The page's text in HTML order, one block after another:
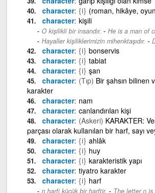
character {i} (roman, hikâye,
character kişili
O kişilikli bir insandır. - He is a man of
Hayaller kişiliklerimizin mihenktaşıdır. -
character {i} bonservis
character {i} tabiat
character {i} şan
character (Tıp) Bir şahsın bilinen
karakter
character nam
character canlandırılan kişi
character (Askeri) KARAKTER:
parçası olarak kullanılan bir harf, sayı
character {i} ahlâk
character {i} huy
character {i} karakteristik yapı
character tiyatro karakter
character {i} harf
n harfi küçük bir harftir. - The letter n is